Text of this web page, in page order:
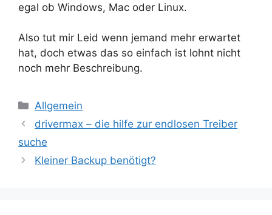
egal ob Windows, Mac oder Linux.
Also tut mir Leid wenn jemand mehr erwartet
hat, doch etwas das so einfach ist lohnt nicht
noch mehr Beschreibung.
Kategorien
Allgemein
drivermax – die hilfe zur endlosen Treiber
suche
Kleiner Backup benötigt?